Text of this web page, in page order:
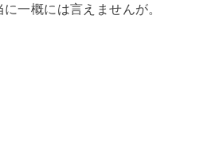
一概には言えませんが。